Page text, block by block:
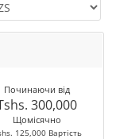
Починаючи від
300,000
Щомісячно
125,000 Вартість